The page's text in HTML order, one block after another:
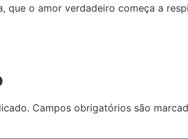
que o amor verdadeiro começa a
Campos obrigatórios são